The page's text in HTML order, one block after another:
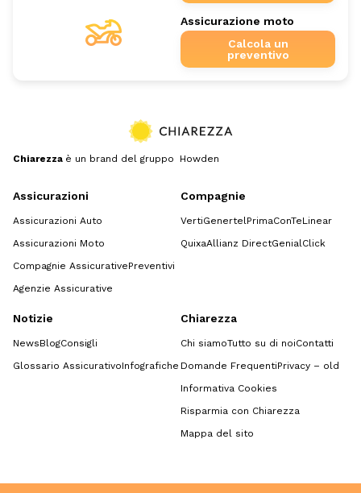
Assicurazione moto
Calcola un
preventivo
Chiarezza è un brand del gruppo Howden
Assicurazioni
Assicurazioni Auto
Assicurazioni Moto
Compagnie AssicurativePreventivi
Agenzie Assicurative
Compagnie
VertiGenertelPrimaConTeLinear
QuixaAllianz DirectGenialClick
Notizie
NewsBlogConsigli
Glossario AssicurativoInfografiche
Chiarezza
Chi siamoTutto su di noiContatti
Domande FrequentiPrivacy – old
Informativa Cookies
Risparmia con Chiarezza
Mappa del sito